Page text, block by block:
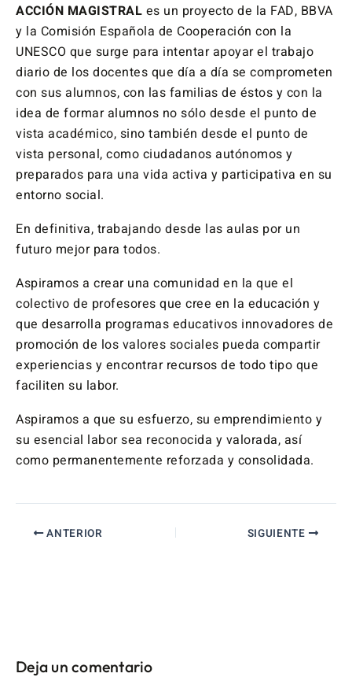
ACCIÓN MAGISTRAL es un proyecto de la FAD, BBVA
y la Comisión Española de Cooperación con la
UNESCO que surge para intentar apoyar el trabajo
diario de los docentes que día a día se comprometen
con sus alumnos, con las familias de éstos y con la
idea de formar alumnos no sólo desde el punto de
vista académico, sino también desde el punto de
vista personal, como ciudadanos autónomos y
preparados para una vida activa y participativa en su
entorno social.
En definitiva, trabajando desde las aulas por un
futuro mejor para todos.
Aspiramos a crear una comunidad en la que el
colectivo de profesores que cree en la educación y
que desarrolla programas educativos innovadores de
promoción de los valores sociales pueda compartir
experiencias y encontrar recursos de todo tipo que
faciliten su labor.
Aspiramos a que su esfuerzo, su emprendimiento y
su esencial labor sea reconocida y valorada, así
como permanentemente reforzada y consolidada.
ANTERIOR SIGUIENTE
Deja un comentario